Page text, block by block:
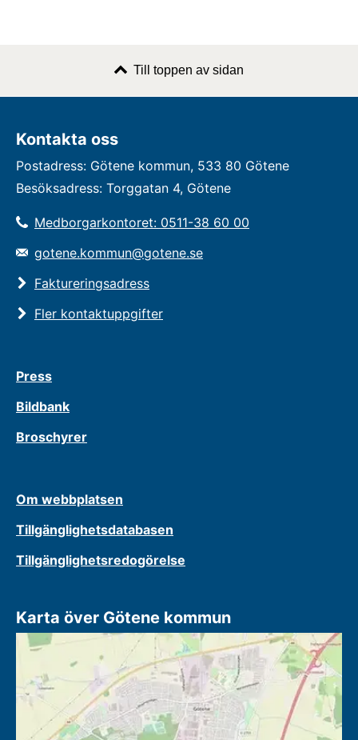
Till toppen av sidan
Kontakta oss
Postadress: Götene kommun, 533 80 Götene
Besöksadress: Torggatan 4, Götene
Medborgarkontoret: 0511-38 60 00
gotene.kommun@gotene.se
Faktureringsadress
Fler kontaktuppgifter
Press
Bildbank
Broschyrer
Om webbplatsen
Tillgänglighetsdatabasen
Tillgänglighetsredogörelse
Karta över Götene kommun